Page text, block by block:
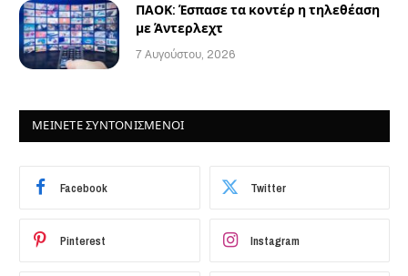
ΠΑΟΚ: Έσπασε τα κοντέρ η τηλεθέαση
με Άντερλεχτ
7 Αυγούστου, 2026
ΜΕΙΝΕΤΕ ΣΥΝΤΟΝΙΣΜΕΝΟΙ
Facebook Twitter
Pinterest Instagram